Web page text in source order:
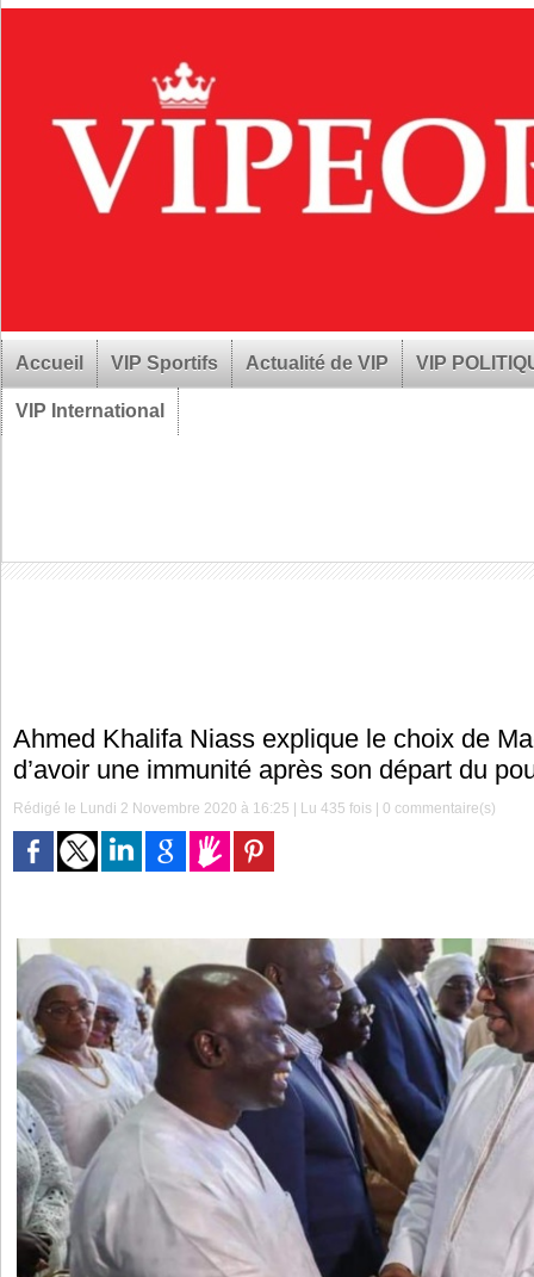
Accueil VIP Sportifs Actualité de VIP VIP
VIP International
Ahmed Khalifa Niass explique le choix de
d’avoir une immunité après son départ du
Rédigé le Lundi 2 Novembre 2020 à 16:25 | Lu 435 fois |0 commentaire(s)